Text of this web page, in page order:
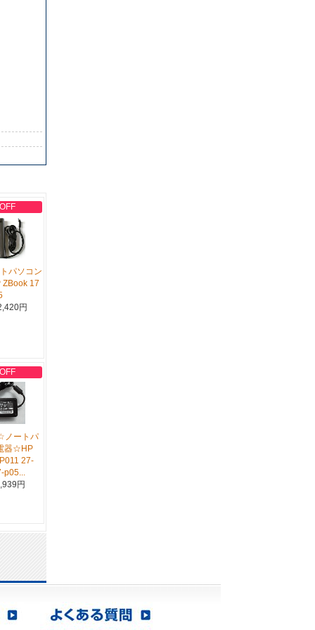
パソコン
17
円
ノートパ
器☆HP
27-
p05...
円